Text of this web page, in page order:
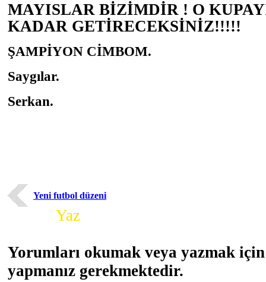
MAYISLAR BİZİMDİR ! O
KADAR GETİRECEKSİNİZ!!!!!
ŞAMPİYON CİMBOM.
Saygılar.
Serkan.
Yeni futbol düzeni
Yaz
Yorumları okumak veya yazmak
yapmanız gerekmektedir.